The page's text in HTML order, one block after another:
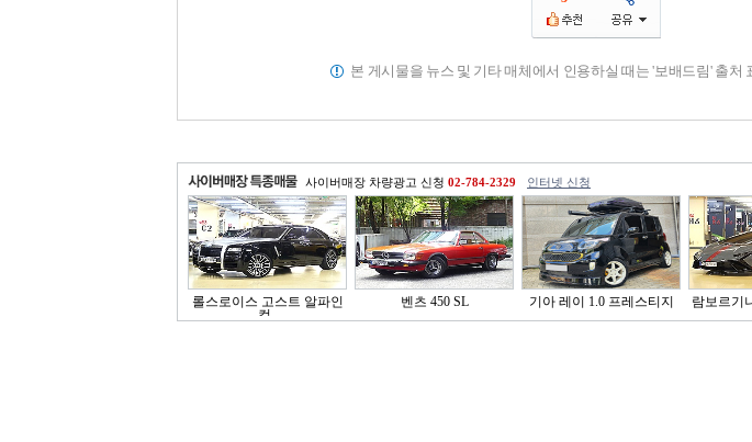
본 게시물을 뉴스 및 기타 매체에서 인용하실 때는 '보배드림' 출처
사이버매장 차량광고 신청 02-784-2329 인터넷 신청
롤스로이스 고스트 알파인
컬..
벤츠 450 SL 기아 레이 1.0 프레스티지 람보르기